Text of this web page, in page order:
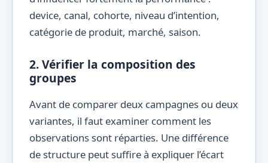
device, canal, cohorte, niveau d’intention,
catégorie de produit, marché, saison.
2. Vérifier la composition des
groupes
Avant de comparer deux campagnes ou deux
variantes, il faut examiner comment les
observations sont réparties. Une différence
de structure peut suffire à expliquer l’écart